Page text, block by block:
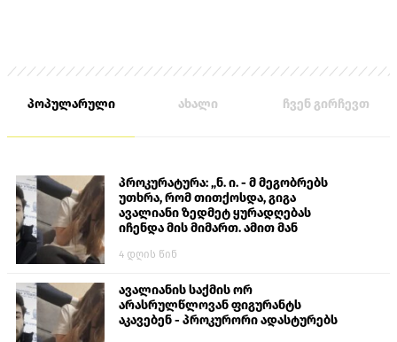
პოპულარული ახალი ჩვენ გირჩევთ
პროკურატურა: „ნ. ი. - მ მეგობრებს
უთხრა, რომ თითქოსდა, გიგა
ავალიანი ზედმეტ ყურადღებას
იჩენდა მის მიმართ. ამით მან
თავს დასხმოდა გიგა ავალიანს“
4 დღის წინ
ავალიანის საქმის ორ
არასრულწლოვან ფიგურანტს
აკავებენ - პროკურორი ადასტურებს